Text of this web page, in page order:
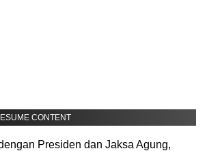
CONTENT
Presiden dan Jaksa Agung,